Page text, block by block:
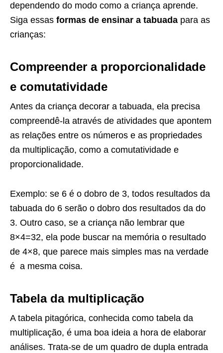
dependendo do modo como a criança aprende.
Siga essas formas de ensinar a tabuada para as
crianças:
Compreender a proporcionalidade
e comutatividade
Antes da criança decorar a tabuada, ela precisa
compreendê-la através de atividades que apontem
as relações entre os números e as propriedades
da multiplicação, como a comutatividade e
proporcionalidade.
Exemplo: se 6 é o dobro de 3, todos resultados da
tabuada do 6 serão o dobro dos resultados da do
3. Outro caso, se a criança não lembrar que
8×4=32, ela pode buscar na memória o resultado
de 4×8, que parece mais simples mas na verdade
é a mesma coisa.
Tabela da multiplicação
A tabela pitagórica, conhecida como tabela da
multiplicação, é uma boa ideia a hora de elaborar
análises. Trata-se de um quadro de dupla entrada